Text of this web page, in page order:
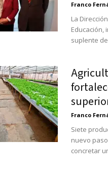
Franco
La
Educación,
suplente
Franco
Siete
nuevo
concretar